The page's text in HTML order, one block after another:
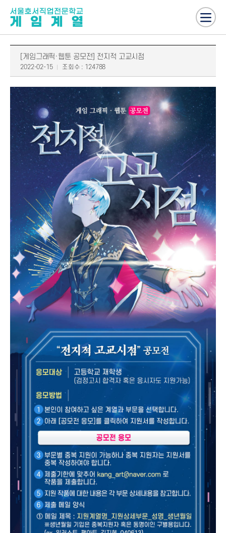
[게임그래픽·웹툰 공모전] 전지적 고교시점
2022-02-15 조회수 : 124788